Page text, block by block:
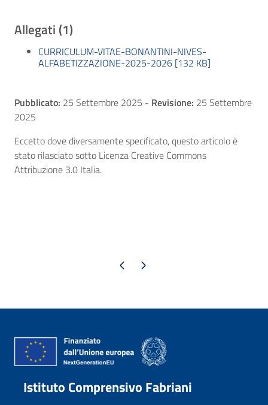
Allegati (1)
CURRICULUM-VITAE-BONANTINI-NIVES-
ALFABETIZZAZIONE-2025-2026 [132 KB]
Pubblicato: 25 Settembre 2025 - Revisione: 25 Settembre
2025
Eccetto dove diversamente specificato, questo articolo è
stato rilasciato sotto Licenza Creative Commons
Attribuzione 3.0 Italia.
Pagina precedente
Pagina successiva
Istituto Comprensivo Fabriani